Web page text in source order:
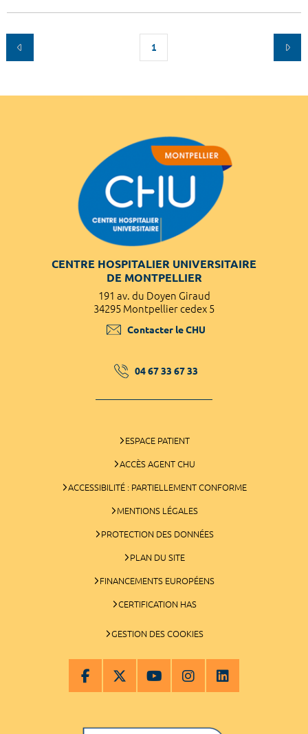
1
CENTRE HOSPITALIER UNIVERSITAIRE
DE MONTPELLIER
191 av. du Doyen Giraud
34295 Montpellier cedex 5
Contacter le CHU
04 67 33 67 33
ESPACE PATIENT
ACCÈS AGENT CHU
ACCESSIBILITÉ : PARTIELLEMENT CONFORME
MENTIONS LÉGALES
PROTECTION DES DONNÉES
PLAN DU SITE
FINANCEMENTS EUROPÉENS
CERTIFICATION HAS
GESTION DES COOKIES